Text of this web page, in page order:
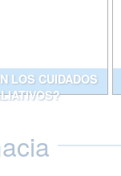
LOS CUIDADOS